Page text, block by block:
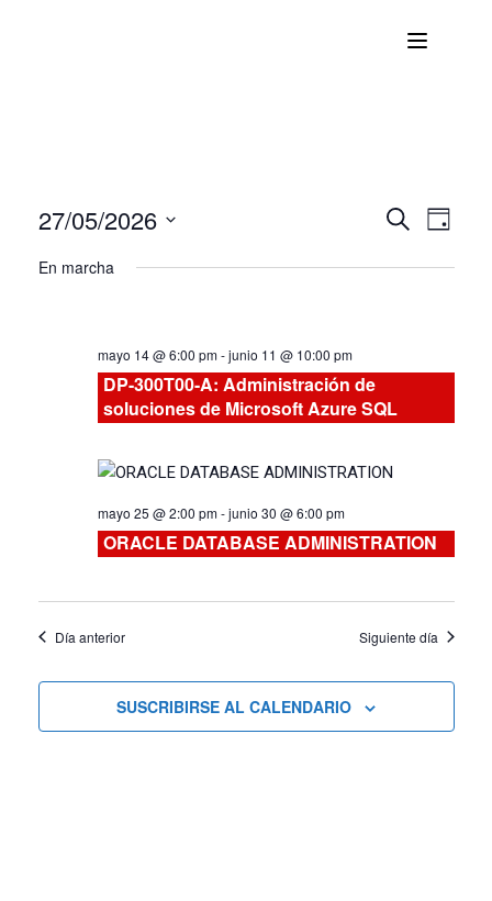
de
y
de
Cursos
BUSCAR
de
DÍA
27/05/2026
fecha.
En marcha
mayo 14 @ 6:00 pm-junio 11 @ 10:00 pm
DP-300T00-A: Administración de
soluciones de Microsoft Azure SQL
mayo 25 @ 2:00 pm-junio 30 @ 6:00 pm
ORACLE DATABASE ADMINISTRATION
Día anterior Siguiente día
SUSCRIBIRSE AL CALENDARIO